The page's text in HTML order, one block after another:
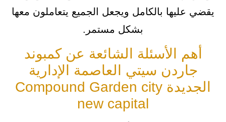
يقضي عليها بالكامل ويجعل الجميع يتعاملون معها
بشكل مستمر.
أهم الأسئلة الشائعة عن كمبوند
جاردن سيتي العاصمة الإدارية
الجديدة Compound Garden city
new capital